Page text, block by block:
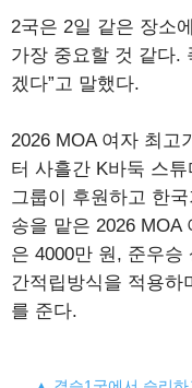
2국은 2일 같은 장소
가장 중요할 것 같다.
겠다”고 말했다.
2026 MOA 여자 최고
터 사흘간 K바둑 스
그룹이 후원하고 한
송을 맡은 2026 MOA
은 4000만 원, 준우승
간적립방식을 적용하
를 준다.